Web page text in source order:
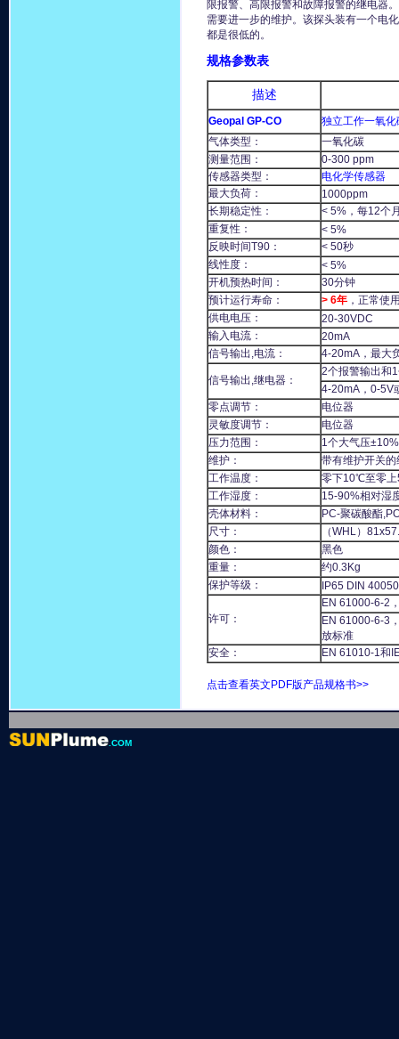
限报警、高限报警和故障报警的继电器
需要进一步的维护。该探头装有一个电
都是很低的。
规格参数表
描述
Geopal GP-CO
独立工作一氧
气体类型：
一氧化碳
测量范围：
0-300 ppm
传感器类型：
电化学传感器
最大负荷：
1000ppm
长期稳定性：
< 5%，每12个
重复性：
< 5%
反映时间T90：
< 50秒
线性度：
< 5%
开机预热时间：
30分钟
预计运行寿命：
> 6年 ，正常使
供电电压：
20-30VDC
输入电流：
20mA
信号输出,电流：
4-20mA，最大
信号输出,继电器：
2个报警输出和
4-20mA，0-5V
零点调节：
电位器
灵敏度调节：
电位器
压力范围：
1个大气压±10%
维护：
带有维护开关的
工作温度：
零下10℃至零
工作湿度：
15-90%相对湿
壳体材料：
PC-聚碳酸酯
尺寸：
（WHL）
颜色：
黑色
重量：
约0.3Kg
保护等级：
IP65 DIN 40050
许可：
EN 61000-6-2
EN 61000-6-3
放标准
安全：
EN 61010-1和
点击查看英文PDF版产品规格书>>
.COM